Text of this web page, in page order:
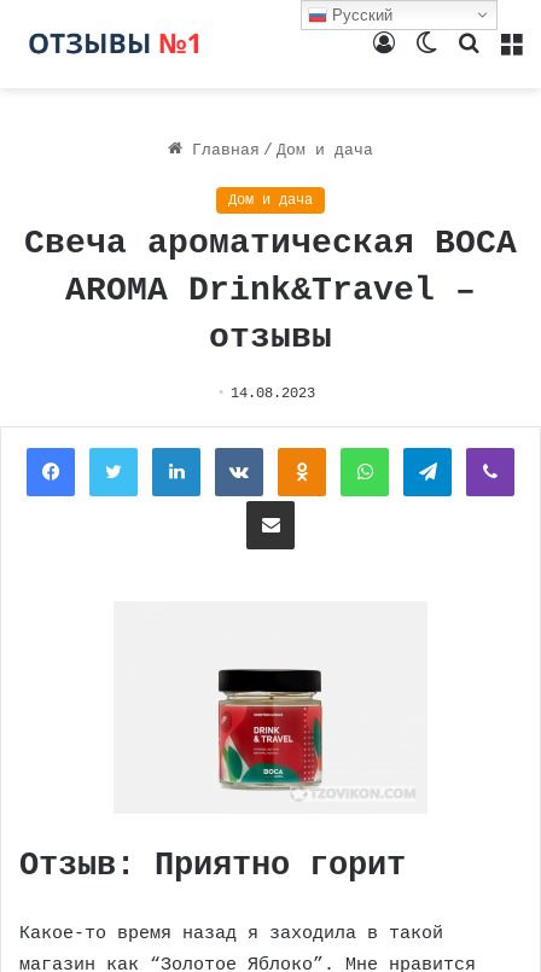
Поиск
Switch
Войти
Главная / Дом и дача
Дом и дача
Свеча ароматическая BOCA
AROMA Drink&Travel –
отзывы
14.08.2023
FacebookTwitterLinkedInВконтактеОдноклассники
WhatsAppTelegram
Поделиться через электронную почту
Отзыв: Приятно горит
Какое-то время назад я заходила в такой
магазин как “Золотое Яблоко”. Мне нравится
Русский